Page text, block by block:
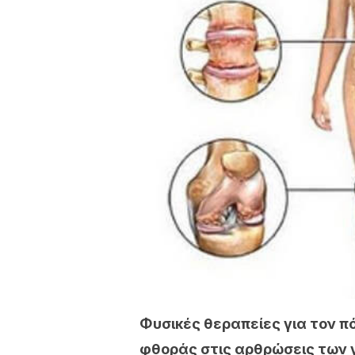
Φυσικές θεραπείες για τον
φθοράς στις αρθρώσεις των